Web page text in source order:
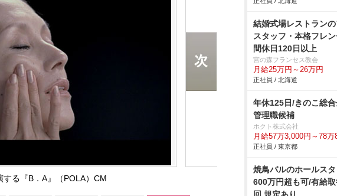
する『B．A』（POLA）CM
結婚式場レストラン
スタッフ・本格フレ
間休日120日以上
宮の森フランセス教会
月給25万円～26万円
正社員 / 北海道
年休125日/きのこ総合
管理職候補
ホクト株式会社
月給57万3,000円～78万
正社員 / 東京都
焼鳥バルのホールス
600万円超も可/有給